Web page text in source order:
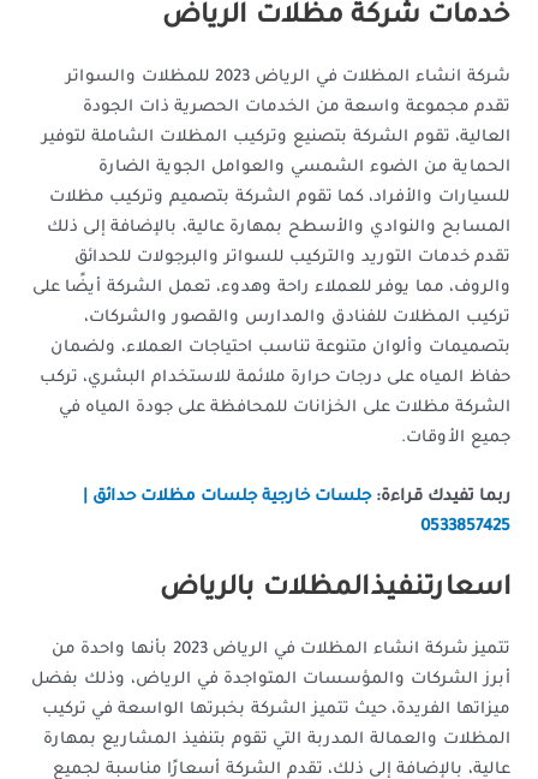
خدمات شركة مظلات الرياض
شركة انشاء المظلات في الرياض 2023 للمظلات والسواتر
تقدم مجموعة واسعة من الخدمات الحصرية ذات الجودة
العالية، تقوم الشركة بتصنيع وتركيب المظلات الشاملة لتوفير
الحماية من الضوء الشمسي والعوامل الجوية الضارة
للسيارات والأفراد، كما تقوم الشركة بتصميم وتركيب مظلات
المسابح والنوادي والأسطح بمهارة عالية، بالإضافة إلى ذلك
تقدم خدمات التوريد والتركيب للسواتر والبرجولات للحدائق
والروف، مما يوفر للعملاء راحة وهدوء، تعمل الشركة أيضًا على
تركيب المظلات للفنادق والمدارس والقصور والشركات،
بتصميمات وألوان متنوعة تناسب احتياجات العملاء، ولضمان
حفاظ المياه على درجات حرارة ملائمة للاستخدام البشري، تركب
الشركة مظلات على الخزانات للمحافظة على جودة المياه في
جميع الأوقات.
ربما تفيدك قراءة:جلسات خارجية جلسات مظلات حدائق |
0533857425
اسعارتنفيذالمظلات بالرياض
تتميز شركة انشاء المظلات في الرياض 2023 بأنها واحدة من
أبرز الشركات والمؤسسات المتواجدة في الرياض، وذلك بفضل
ميزاتها الفريدة، حيث تتميز الشركة بخبرتها الواسعة في تركيب
المظلات والعمالة المدربة التي تقوم بتنفيذ المشاريع بمهارة
عالية، بالإضافة إلى ذلك، تقدم الشركة أسعارًا مناسبة لجميع